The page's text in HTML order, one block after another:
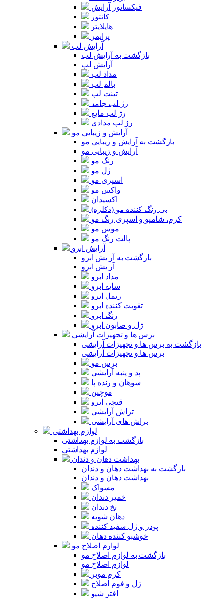
فیکساتور آرایش
کانتور
هایلایتر
پرایمر
آرایش لب
بازگشت به آرایش لب
آرایش لب
مداد لب
بالم لب
تینت لب
رژ لب جامد
رژ لب مایع
رژ لب مدادی
آرایش و زیبایی مو
بازگشت به آرایش و زیبایی مو
آرایش و زیبایی مو
رنگ مو
ژل مو
اسپری مو
واکس مو
اکسیدان
بی رنگ کننده مو (دکلره)
کرم، شامپو و اسپری رنگ مو
موس مو
پالت رنگ مو
آرایش ابرو
بازگشت به آرایش ابرو
آرایش ابرو
مداد ابرو
سایه ابرو
ریمل ابرو
تقویت کننده ابرو
رنگ ابرو
ژل و صابون ابرو
برس ها و تجهیزات آرایشی
بازگشت به برس ها و تجهیزات آرایشی
برس ها و تجهیزات آرایشی
برس مو
پد و پنبه آرایشی
سوهان و رنده پا
موچین
قیچی ابرو
تراش آرایشی
براش های آرایشی
لوازم بهداشتی
بازگشت به لوازم بهداشتی
لوازم بهداشتی
بهداشت دهان و دندان
بازگشت به بهداشت دهان و دندان
بهداشت دهان و دندان
مسواک
خمیر دندان
نخ دندان
دهان شویه
پودر و ژل سفید کننده
خوشبو کننده دهان
لوازم اصلاح مو
بازگشت به لوازم اصلاح مو
لوازم اصلاح مو
کرم موبر
ژل و فوم اصلاح
افتر شیو